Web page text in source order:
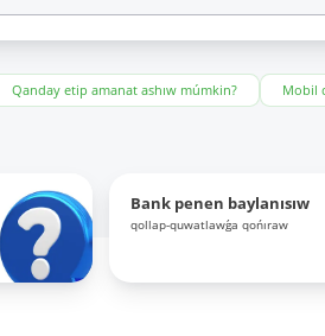
Qanday etip amanat ashıw múmkin? Mobil
Bank penen baylanısıw
qollap-quwatlawǵa qońıraw